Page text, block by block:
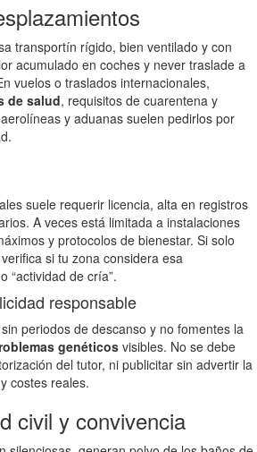
transportín rígido, bien ventilado y con
acumulado en coches y never traslade a
vuelos o traslados internacionales,
de salud, requisitos de cuarentena y
y aduanas suelen pedirlos por
suele requerir licencia, alta en registros
A veces está limitada a instalaciones
y protocolos de bienestar. Si solo
si tu zona considera esa
“actividad de cría”.
responsable
periodos de descanso y no fomentes la
genéticos visibles. No se debe
del tutor, ni publicitar sin advertir la
costes reales.
civil y convivencia